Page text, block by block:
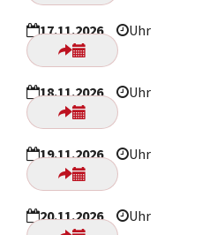
17.11.2026 Uhr
18.11.2026 Uhr
19.11.2026 Uhr
20.11.2026 Uhr